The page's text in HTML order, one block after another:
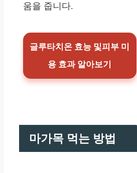
움을 줍니다.
글루타치온 효능 및피부 미
용 효과 알아보기
마가목 먹는 방법